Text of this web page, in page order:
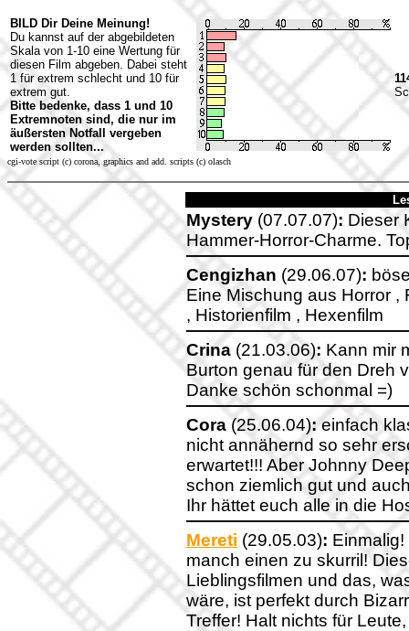
BILD Dir Deine Meinung!
Du kannst auf der abgebildeten
Skala von 1-10 eine Wertung für
diesen Film abgeben. Dabei steht
1 für extrem schlecht und 10 für
extrem gut.
Bitte bedenke, dass 1 und 10
Extremnoten sind, die nur im
äußersten Notfall vergeben
werden sollten...
cgi-vote script (c) corona, graphics and add. scripts (c) olasch
Mystery (07.07.07): Dieser
Hammer-Horror-Charme.
Cengizhan (29.06.07):
Eine Mischung aus Horror ,
, Historienfilm , Hexenfilm
Crina (21.03.06): Kann mir
Burton genau für den Dreh
Danke schön schonmal =)
Cora (25.06.04):einfach
nicht annähernd so sehr
erwartet!!! Aber Johnny
schon ziemlich gut und
Ihr hättet euch alle in die
Mereti (29.05.03):
manch einen zu skurril!
Lieblingsfilmen und das,
wäre, ist perfekt durch
Treffer! Halt nichts für